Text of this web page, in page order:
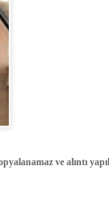
ve alıntı